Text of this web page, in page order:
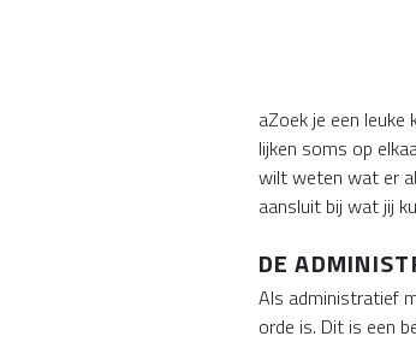
aZoek je een
lijken soms op
wilt weten wat er
aansluit bij wat jij
DE
Als administratief
orde is. Dit is een